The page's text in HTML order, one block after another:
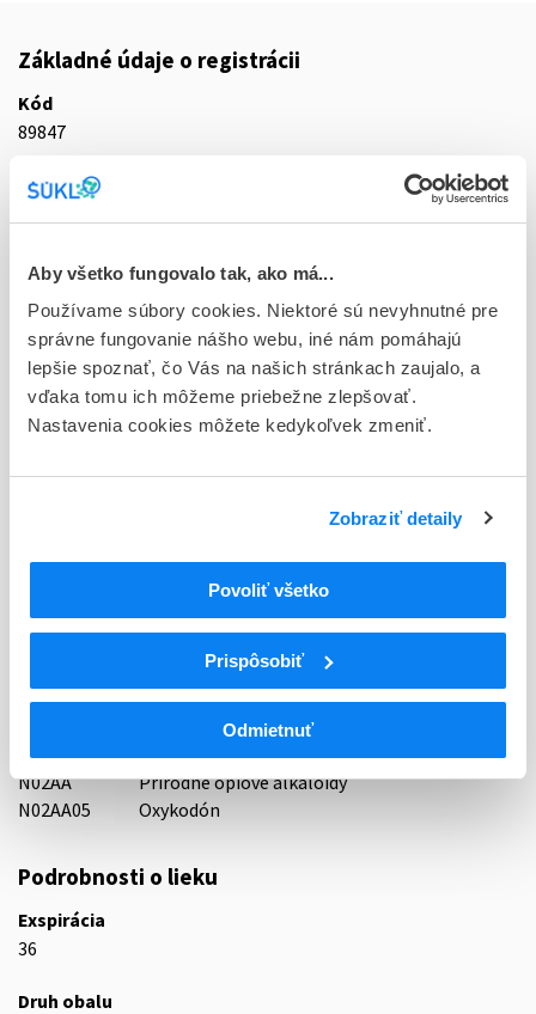
Aby všetko fungovalo tak, ako má...
Používame súbory cookies. Niektoré sú nevyhnutné pre
správne fungovanie nášho webu, iné nám pomáhajú
lepšie spoznať, čo Vás na našich stránkach zaujalo, a
vďaka tomu ich môžeme priebežne zlepšovať.
Nastavenia cookies môžete kedykoľvek zmeniť.
Zobraziť detaily
Povoliť všetko
Prispôsobiť
Odmietnuť
Základné údaje o registrácii
Kód
89847
Registračné číslo
Doplnok
Stav
D - Registrácia bez obmedzenia platnosti
Typ registračnej procedúry
65 - ANALGETICA - ANODYNA
N
Centrálna nervová sústava
Analgetiká
N02A
Opioidné analgetiká (anodyná)
N02AA
Prírodné ópiové alkaloidy
N02AA05
Oxykodón
Podrobnosti o lieku
Exspirácia
36
Druh obalu